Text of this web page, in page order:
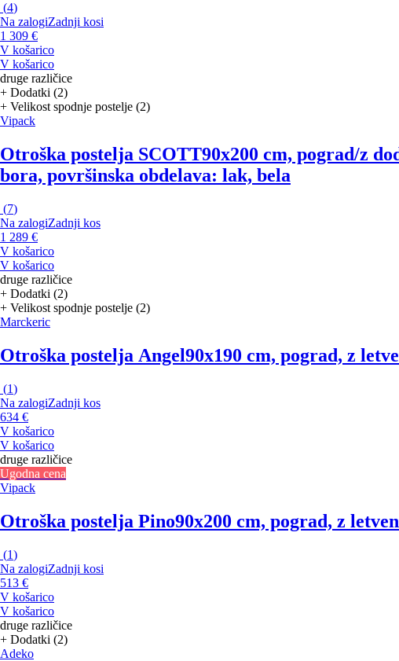
(4)
Na zalogiZadnji kosi
1 309 €
V košarico
V košarico
druge različice
+ Dodatki (2)
+ Velikost spodnje postelje (2)
Vipack
Otroška postelja SCOTT90x200 cm, pograd/z
bora, površinska obdelava: lak, bela
(7)
Na zalogiZadnji kos
1 289 €
V košarico
V košarico
druge različice
+ Dodatki (2)
+ Velikost spodnje postelje (2)
Marckeric
Otroška postelja Angel90x190 cm, pograd, z
(1)
Na zalogiZadnji kos
634 €
V košarico
V košarico
druge različice
Ugodna cena
Vipack
Otroška postelja Pino90x200 cm, pograd, z
(1)
Na zalogiZadnji kosi
513 €
V košarico
V košarico
druge različice
+ Dodatki (2)
Adeko